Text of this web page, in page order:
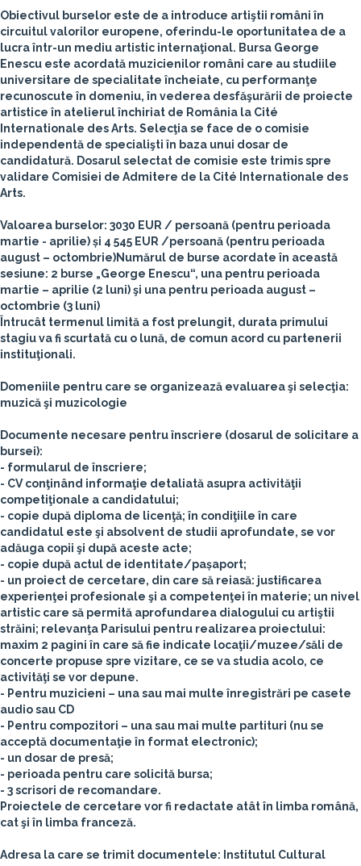
Obiectivul burselor este de a introduce artiştii români în
circuitul valorilor europene, oferindu-le oportunitatea de a
lucra într-un mediu artistic internaţional. Bursa George
Enescu este acordată muzicienilor români care au studiile
universitare de specialitate încheiate, cu performanţe
recunoscute în domeniu, în vederea desfăşurării de proiecte
artistice în atelierul închiriat de România la Cité
Internationale des Arts. Selecţia se face de o comisie
independentă de specialişti în baza unui dosar de
candidatură. Dosarul selectat de comisie este trimis spre
validare Comisiei de Admitere de la Cité Internationale des
Arts.
Valoarea burselor: 3030 EUR / persoană (pentru perioada
martie - aprilie) și 4 545 EUR /persoană (pentru perioada
august – octombrie)Numărul de burse acordate în această
sesiune: 2 burse „George Enescu“, una pentru perioada
martie – aprilie (2 luni) şi una pentru perioada august –
octombrie (3 luni)
Întrucât termenul limită a fost prelungit, durata primului
stagiu va fi scurtată cu o lună, de comun acord cu partenerii
instituţionali.
Domeniile pentru care se organizează evaluarea şi selecţia:
muzică şi muzicologie
Documente necesare pentru înscriere (dosarul de solicitare a
bursei):
- formularul de înscriere;
- CV conţinând informaţie detaliată asupra activităţii
competiţionale a candidatului;
- copie după diploma de licenţă; în condiţiile în care
candidatul este şi absolvent de studii aprofundate, se vor
adăuga copii şi după aceste acte;
- copie după actul de identitate/pașaport;
- un proiect de cercetare, din care să reiasă: justificarea
experienţei profesionale şi a competenţei în materie; un nivel
artistic care să permită aprofundarea dialogului cu artiştii
străini; relevanţa Parisului pentru realizarea proiectului:
maxim 2 pagini în care să fie indicate locaţii/muzee/săli de
concerte propuse spre vizitare, ce se va studia acolo, ce
activităţi se vor depune.
- Pentru muzicieni – una sau mai multe înregistrări pe casete
audio sau CD
- Pentru compozitori – una sau mai multe partituri (nu se
acceptă documentaţie în format electronic);
- un dosar de presă;
- perioada pentru care solicită bursa;
- 3 scrisori de recomandare.
Proiectele de cercetare vor fi redactate atât în limba română,
cat şi în limba franceză.
Adresa la care se trimit documentele: Institutul Cultural